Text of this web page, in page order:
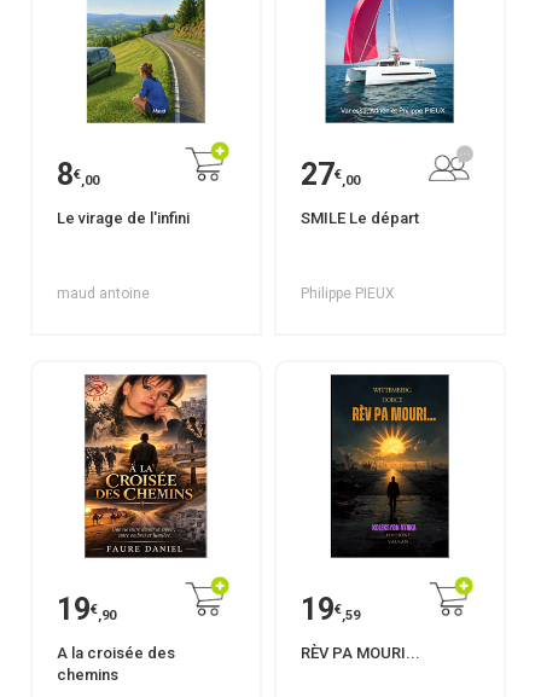
8€,00
Le virage de l'infini
maud antoine
27€,00
SMILE Le départ
Philippe PIEUX
19€,90
A la croisée des
chemins
19€,59
RÈV PA MOURI...